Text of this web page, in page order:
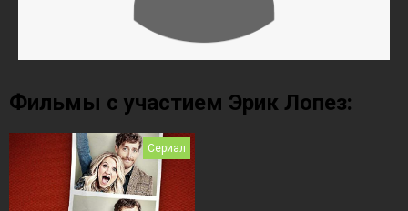
Фильмы с участием Эрик Лопез:
Сериал